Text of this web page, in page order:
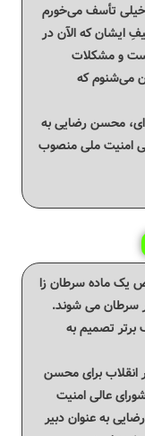
خیلی تأسف می‌خورم
ایشان که الآن در
و مشکلات
می‌شنوم که
محسن رضایی به
امنیت ملی منصوب
یک ماده سرطان زا
سرطان می شوند.
برتر تصمیم به
انقلاب برای محسن
عالی امنیت
به عنوان دبیر